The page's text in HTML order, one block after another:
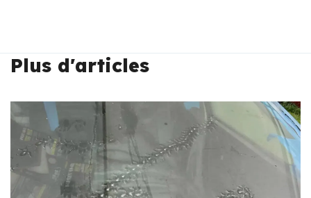
Plus d'articles